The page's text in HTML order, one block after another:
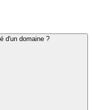
d'un domaine ?